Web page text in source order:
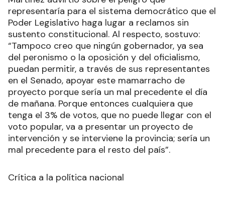
representaría para el sistema democrático que el
Poder Legislativo haga lugar a reclamos sin
sustento constitucional. Al respecto, sostuvo:
“Tampoco creo que ningún gobernador, ya sea
del peronismo o la oposición y del oficialismo,
puedan permitir, a través de sus representantes
en el Senado, apoyar este mamarracho de
proyecto porque sería un mal precedente el día
de mañana. Porque entonces cualquiera que
tenga el 3% de votos, que no puede llegar con el
voto popular, va a presentar un proyecto de
intervención y se interviene la provincia; sería un
mal precedente para el resto del país”.
Crítica a la política nacional